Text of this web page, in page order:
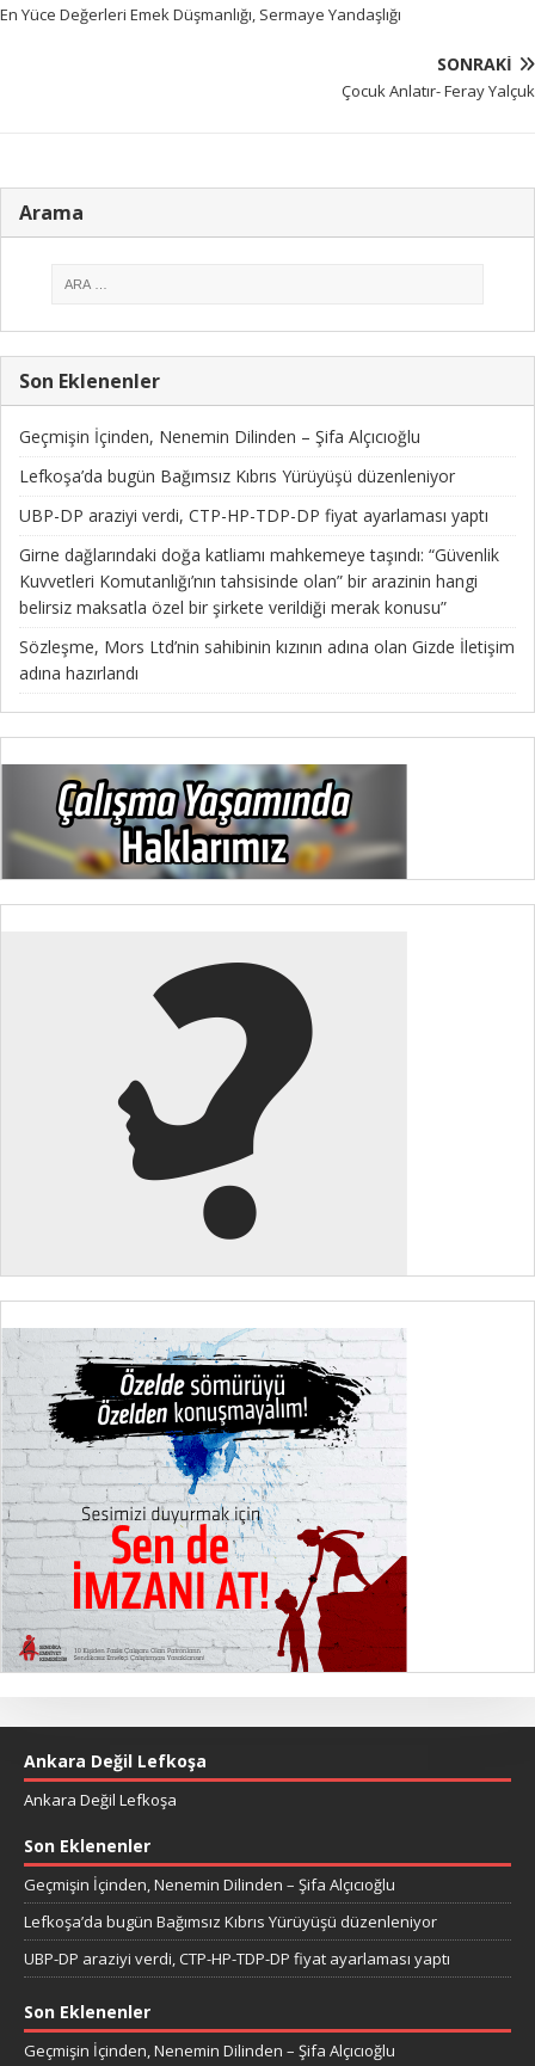
En Yüce Değerleri Emek Düşmanlığı, Sermaye Yandaşlığı
SONRAKI
Çocuk Anlatır- Feray Yalçuk
Arama
Son Eklenenler
Geçmişin İçinden, Nenemin Dilinden – Şifa Alçıcıoğlu
Lefkoşa’da bugün Bağımsız Kıbrıs Yürüyüşü düzenleniyor
UBP-DP araziyi verdi, CTP-HP-TDP-DP fiyat ayarlaması yaptı
Girne dağlarındaki doğa katliamı mahkemeye taşındı: “Güvenlik
Kuvvetleri Komutanlığı’nın tahsisinde olan” bir arazinin hangi
belirsiz maksatla özel bir şirkete verildiği merak konusu”
Sözleşme, Mors Ltd’nin sahibinin kızının adına olan Gizde İletişim
adına hazırlandı
Ankara Değil Lefkoşa
Ankara Değil Lefkoşa
Son Eklenenler
Geçmişin İçinden, Nenemin Dilinden – Şifa Alçıcıoğlu
Lefkoşa’da bugün Bağımsız Kıbrıs Yürüyüşü düzenleniyor
UBP-DP araziyi verdi, CTP-HP-TDP-DP fiyat ayarlaması yaptı
Son Eklenenler
Geçmişin İçinden, Nenemin Dilinden – Şifa Alçıcıoğlu